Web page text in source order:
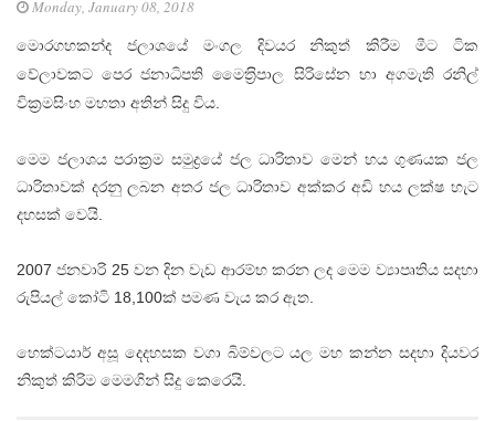
Monday, January 08, 2018
මොරගහකන්ද ජලාශයේ මංගල දිවයර නිකුත් කිරීම මීට ටික
වේලාවකට පෙර ජනාධිපති මෛත‍්‍රිපාල සිරිසේන හා අගමැති රනිල්
වික‍්‍රමසිංහ මහතා අතින් සිදු විය.
මෙම ජලාශය පරාක‍්‍රම සමුද්‍රයේ ජල ධාරිතාව මෙන් හය ගුණයක ජල
ධාරිතාවක් දරනු ලබන අතර ජල ධාරිතාව අක්කර අඩි හය ලක්ෂ හැට
දහසක් වෙයි.
2007 ජනවාරි 25 වන දින වැඩ ආරම්භ කරන ලද මෙම ව්‍යාපෘතිය සදහා
රුපියල් කෝටි 18,100ක් පමණ වැය කර ඇත.
හෙක්ටයාර් අසූ දෙදහසක වගා බිම්වලට යල මහ කන්න සදහා දියවර
නිකුත් කිරිම මෙමගින් සිදු කෙරෙයි.